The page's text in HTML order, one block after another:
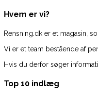
Hvem er vi?
Rensning.dk er et magasin,
Vi er et team bestående af
Hvis du derfor søger
Top 10 indlæg